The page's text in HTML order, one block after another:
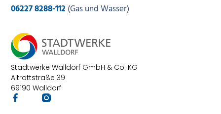
Stadtwerke Walldorf GmbH & Co. KG
Altrottstraße 39
69190 Walldorf
06227 8288-112 (Gas und Wasser)